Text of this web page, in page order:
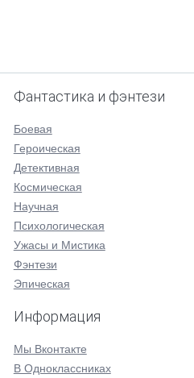
Фантастика и фэнтези
Боевая
Героическая
Детективная
Космическая
Научная
Психологическая
Ужасы и Мистика
Фэнтези
Эпическая
Информация
Мы Вконтакте
В Одноклассниках